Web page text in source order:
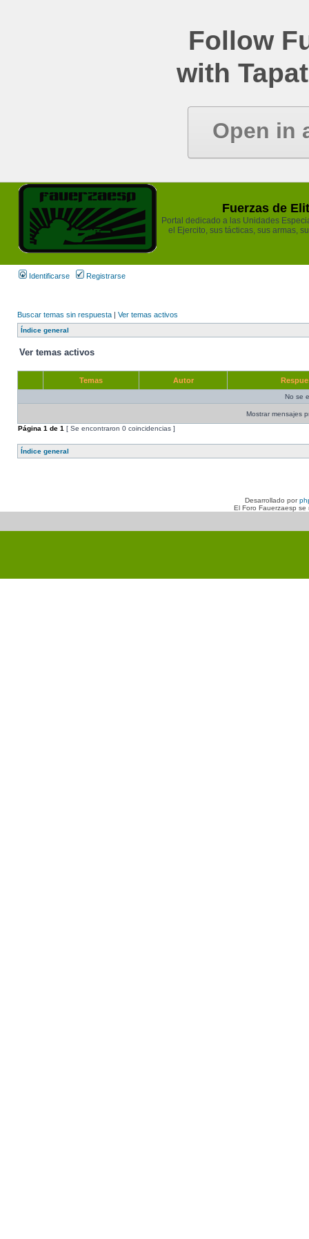
Follow
with
Open in
Fuerzas de
Portal dedicado a las Unidades
el Ejercito, sus tácticas, sus armas,
Identificarse Registrarse
Buscar temas sin respuesta | Ver temas activos
Índice general
Ver temas activos
Temas Autor
No se
Mostrar mensajes
Página 1 de 1 [ Se encontraron 0 coincidencias ]
Índice general
Desarrollado por
El Foro Fauerzaesp